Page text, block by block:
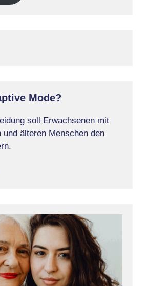
Mode?
soll Erwachsenen mit
und älteren Menschen den